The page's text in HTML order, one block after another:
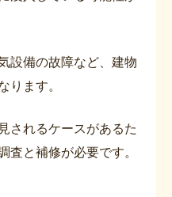
設備の故障など、建物
ります。
されるケースがあるた
査と補修が必要です。